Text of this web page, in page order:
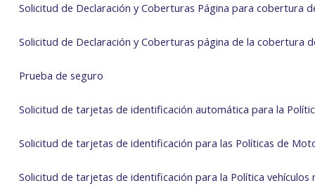
Solicitud de Declaración y Coberturas Página para cobertura
Solicitud de Declaración y Coberturas página de la cobertura
Prueba de seguro
Solicitud de tarjetas de identificación automática para la
Solicitud de tarjetas de identificación para las Políticas de
Solicitud de tarjetas de identificación para la Política vehículos